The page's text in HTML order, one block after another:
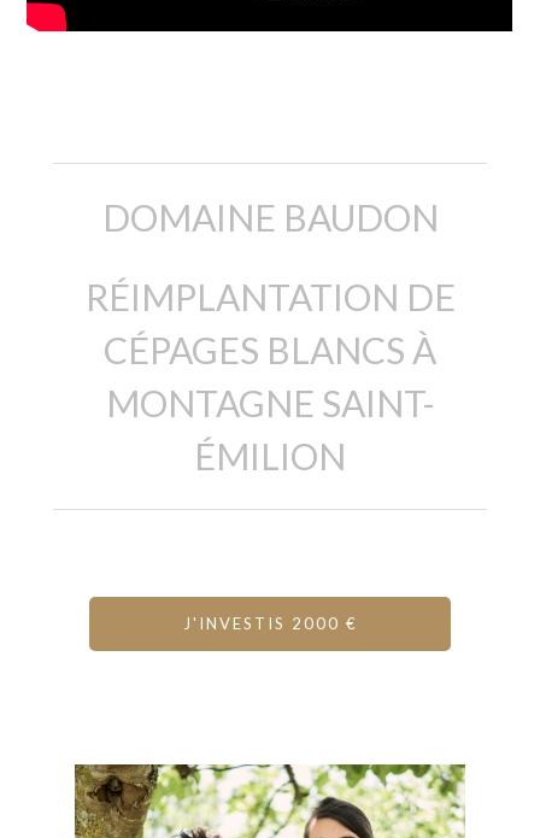
DOMAINE BAUDON
RÉIMPLANTATION DE
CÉPAGES BLANCS À
MONTAGNE SAINT-
ÉMILION
J'INVESTIS 2000 €